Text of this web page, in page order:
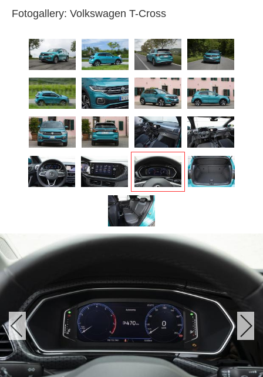
Fotogallery: Volkswagen T-Cross